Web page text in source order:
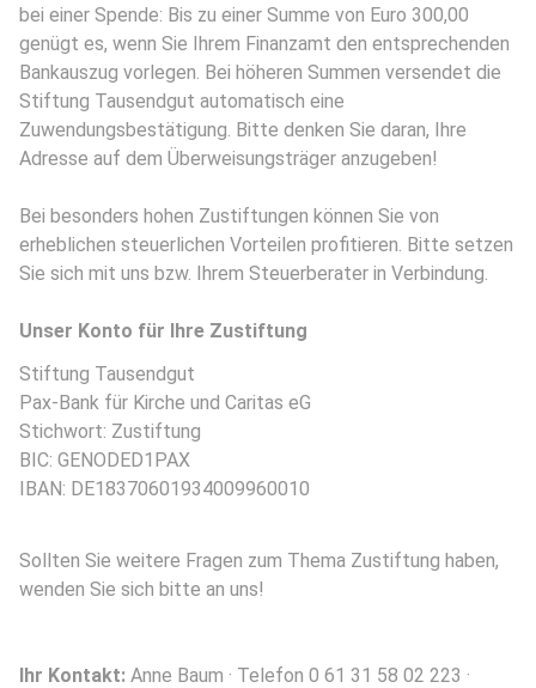
bei einer Spende: Bis zu einer Summe von Euro 300,00
genügt es, wenn Sie Ihrem Finanzamt den entsprechenden
Bankauszug vorlegen. Bei höheren Summen versendet die
Stiftung Tausendgut automatisch eine
Zuwendungsbestätigung. Bitte denken Sie daran, Ihre
Adresse auf dem Überweisungsträger anzugeben!
Bei besonders hohen Zustiftungen können Sie von
erheblichen steuerlichen Vorteilen profitieren. Bitte setzen
Sie sich mit uns bzw. Ihrem Steuerberater in Verbindung.
Unser Konto für Ihre Zustiftung
Stiftung Tausendgut
Pax-Bank für Kirche und Caritas eG
Stichwort: Zustiftung
BIC: GENODED1PAX
IBAN: DE18370601934009960010
Sollten Sie weitere Fragen zum Thema Zustiftung haben,
wenden Sie sich bitte an uns!
Ihr Kontakt: Anne Baum · Telefon 0 61 31 58 02 223 ·